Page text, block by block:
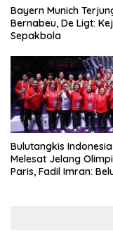
Bayern Munich
Bernabeu, De Ligt:
Sepakbola
Bulutangkis Indonesia
Melesat Jelang
Paris, Fadil Imran: